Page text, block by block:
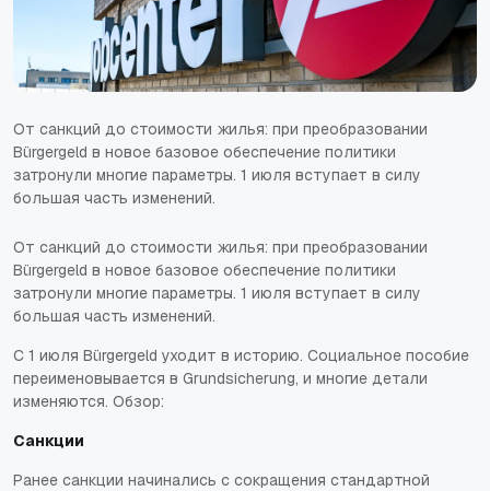
От санкций до стоимости жилья: при преобразовании
Bürgergeld в новое базовое обеспечение политики
затронули многие параметры. 1 июля вступает в силу
большая часть изменений.
От санкций до стоимости жилья: при преобразовании
Bürgergeld в новое базовое обеспечение политики
затронули многие параметры. 1 июля вступает в силу
большая часть изменений.
С 1 июля Bürgergeld уходит в историю. Социальное пособие
переименовывается в Grundsicherung, и многие детали
изменяются. Обзор:
Санкции
Ранее санкции начинались с сокращения стандартной